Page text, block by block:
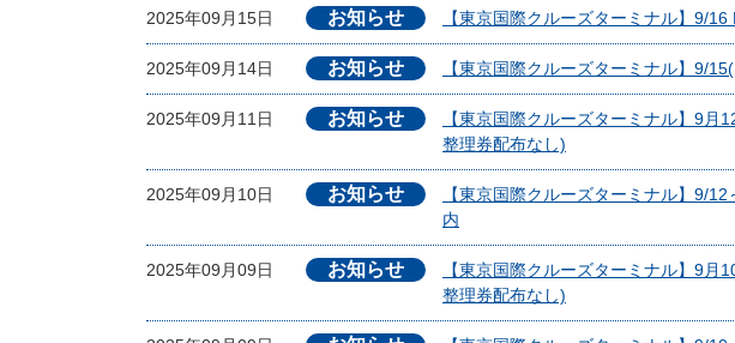
2025年09月15日 お知らせ 【東京国際クルーズターミナル】9/
2025年09月14日 お知らせ 【東京国際クルーズターミナル】9/
2025年09月11日 お知らせ
【東京国際クルーズターミナル】9
整理券配布なし)
2025年09月10日 お知らせ
【東京国際クルーズターミナル】9/
内
2025年09月09日 お知らせ
【東京国際クルーズターミナル】9
整理券配布なし)